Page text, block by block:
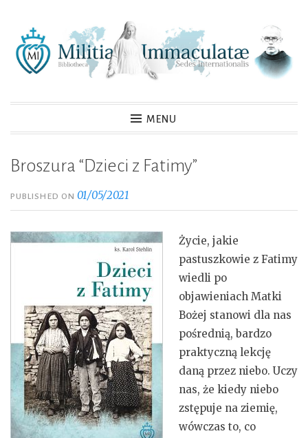
content
MENU
Broszura “Dzieci z Fatimy”
PUBLISHED ON01/05/2021
Życie, jakie
pastuszkowie z Fatimy
wiedli po
objawieniach Matki
Bożej stanowi dla nas
pośrednią, bardzo
praktyczną lekcję
daną przez niebo. Uczy
nas, że kiedy niebo
zstępuje na ziemię,
wówczas to, co